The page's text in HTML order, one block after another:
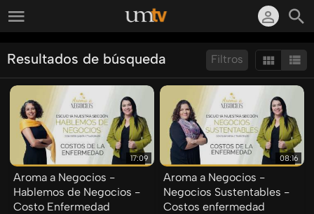
Filtros
Resultados de búsqueda
Ordenar por:
Mostrar:
Resultados/Pág.:
17:09
Aroma a Negocios -
Hablemos de Negocios -
Costo Enfermedad
08:16
Aroma a Negocios -
Negocios Sustentables -
Costos enfermedad